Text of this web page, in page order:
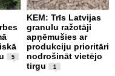
5
KEM: Trīs Latvijas
granulu ražotāji
apņēmušies ar
produkciju prioritāri
nodrošināt vietējo
tirgu
1